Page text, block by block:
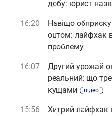
добу: юрист
16:20
Навіщо
оцтом: лайфхак
проблему
16:07
Другий урожай
реальний: що
кущами
відео
15:56
Хитрий лайфхак